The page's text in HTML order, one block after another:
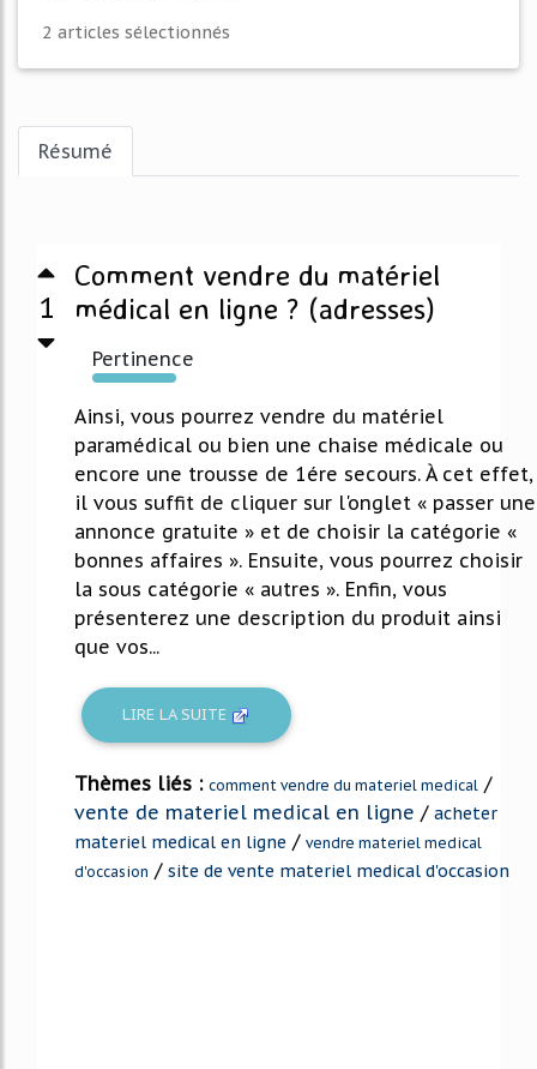
2 articles sélectionnés
Résumé
1
Comment vendre du matériel
médical en ligne ? (adresses)
Pertinence
1369%
Ainsi, vous pourrez vendre du matériel
paramédical ou bien une chaise médicale ou
encore une trousse de 1ére secours. À cet effet,
il vous suffit de cliquer sur l'onglet « passer une
annonce gratuite » et de choisir la catégorie «
bonnes affaires ». Ensuite, vous pourrez choisir
la sous catégorie « autres ». Enfin, vous
présenterez une description du produit ainsi
que vos...
LIRE LA SUITE
Thèmes liés : comment vendre du materiel medical /
vente de materiel medical en ligne / acheter
materiel medical en ligne / vendre materiel medical
d'occasion / site de vente materiel medical d'occasion